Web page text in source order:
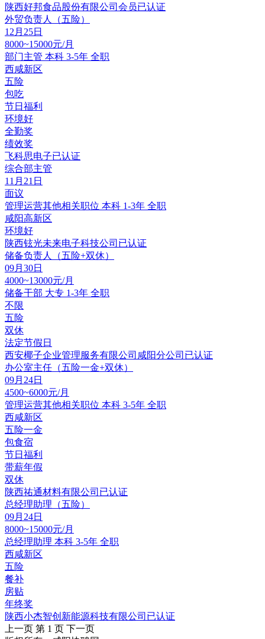
陕西好邦食品股份有限公司 会员已认证
外贸负责人（五险）
12月25日
8000~15000元/月
部门主管 本科 3-5年 全职
西咸新区
五险
包吃
节日福利
环境好
全勤奖
绩效奖
飞科思电子已认证
综合部主管
11月21日
面议
管理运营其他相关职位 本科 1-3年 全职
咸阳高新区
环境好
陕西铉光未来电子科技公司 已认证
储备负责人（五险+双休）
09月30日
4000~13000元/月
储备干部 大专 1-3年 全职
不限
五险
双休
法定节假日
西安椰子企业管理服务有限公司咸阳分公司 已认证
办公室主任（五险一金+双休）
09月24日
4500~6000元/月
管理运营其他相关职位 本科 3-5年 全职
西咸新区
五险一金
包食宿
节日福利
带薪年假
双休
陕西祐通材料有限公司 已认证
总经理助理（五险）
09月24日
8000~15000元/月
总经理助理 本科 3-5年 全职
西咸新区
五险
餐补
房贴
年终奖
陕西小杰智创新能源科技有限公司 已认证
上一页 第 1 页 下一页